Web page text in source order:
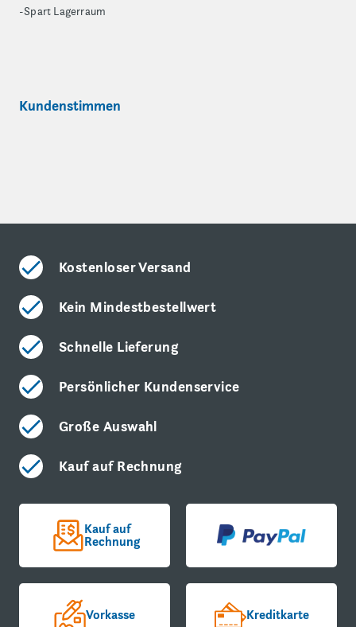
-Spart Lagerraum
Kundenstimmen
Kostenloser Versand
Kein Mindestbestellwert
Schnelle Lieferung
Persönlicher Kundenservice
Große Auswahl
Kauf auf Rechnung
Kauf auf
Rechnung
Vorkasse Kreditkarte